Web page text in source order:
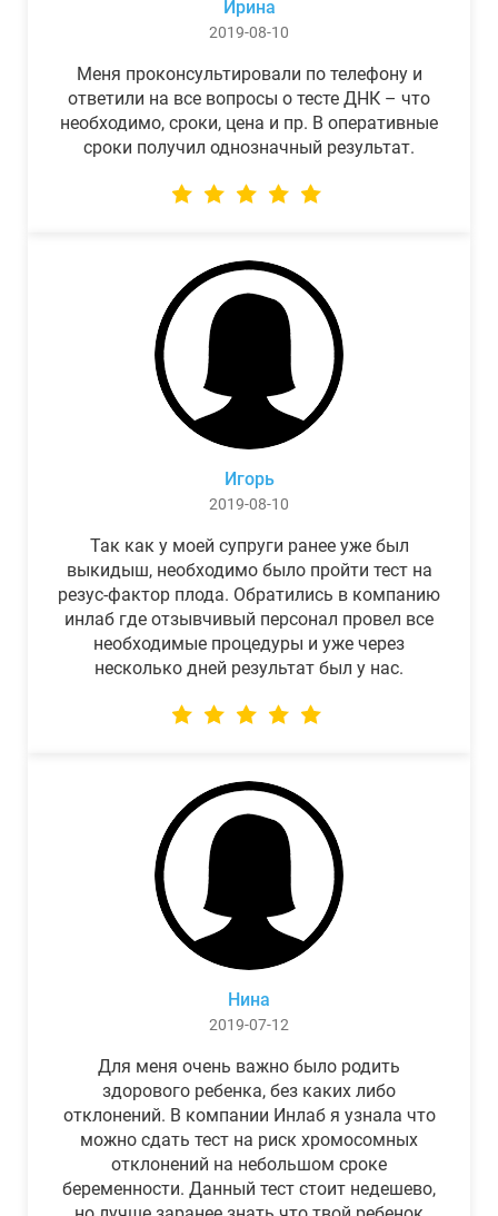
Ирина
2019-08-10
Меня проконсультировали по телефону и
ответили на все вопросы о тесте ДНК – что
необходимо, сроки, цена и пр. В оперативные
сроки получил однозначный результат.
Игорь
2019-08-10
Так как у моей супруги ранее уже был
выкидыш, необходимо было пройти тест на
резус-фактор плода. Обратились в компанию
инлаб где отзывчивый персонал провел все
необходимые процедуры и уже через
несколько дней результат был у нас.
Нина
2019-07-12
Для меня очень важно было родить
здорового ребенка, без каких либо
отклонений. В компании Инлаб я узнала что
можно сдать тест на риск хромосомных
отклонений на небольшом сроке
беременности. Данный тест стоит недешево,